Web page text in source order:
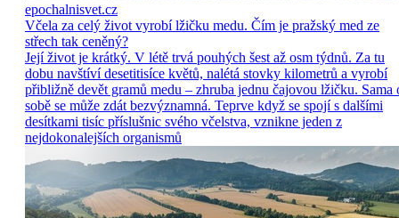
epochalnisvet.cz
Včela za celý život vyrobí lžičku medu. Čím je pražský med ze
střech tak ceněný?
Její život je krátký. V létě trvá pouhých šest až osm týdnů. Za tu
dobu navštíví desetitisíce květů, nalétá stovky kilometrů a vyrobí
přibližně devět gramů medu – zhruba jednu čajovou lžičku. Sama
sobě se může zdát bezvýznamná. Teprve když se spojí s dalšími
desítkami tisíc příslušnic svého včelstva, vznikne jeden z
nejdokonalejších organismů